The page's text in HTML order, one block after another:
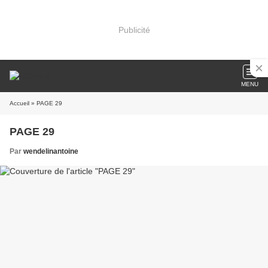
Publicité
MENU
Accueil » PAGE 29
PAGE 29
Par wendelinantoine